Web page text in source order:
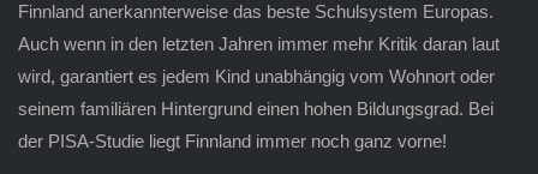
Finnland anerkannterweise das beste Schulsystem Europas.
Auch wenn in den letzten Jahren immer mehr Kritik daran laut
wird, garantiert es jedem Kind unabhängig vom Wohnort oder
seinem familiären Hintergrund einen hohen Bildungsgrad. Bei
der PISA-Studie liegt Finnland immer noch ganz vorne!